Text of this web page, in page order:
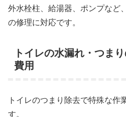
外水栓柱、給湯器、ポンプなど
の修理に対応です。
トイレの水漏れ・つま
費用
トイレのつまり除去で特殊な作
す。